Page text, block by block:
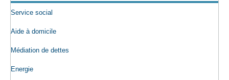
Service social
Aide à domicile
Médiation de dettes
Energie